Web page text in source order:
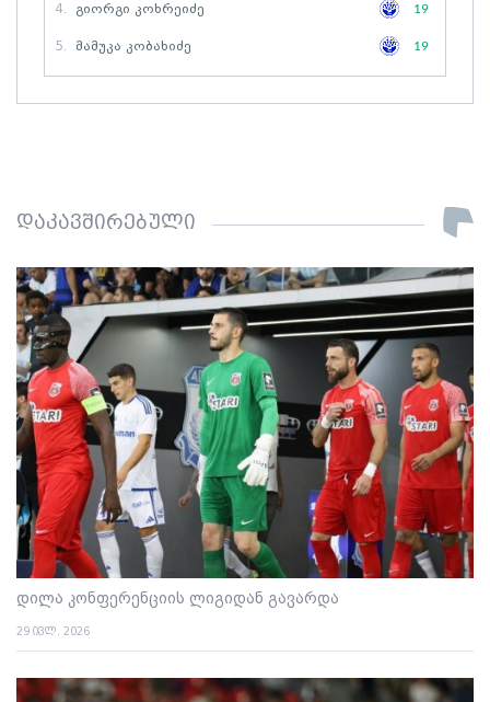
4. Გიორგი Კოხრეიძე 19
5. Მამუკა Კობახიძე 19
დაკავშირებული
დილა კონფერენციის ლიგიდან გავარდა
29 ივლ. 2026